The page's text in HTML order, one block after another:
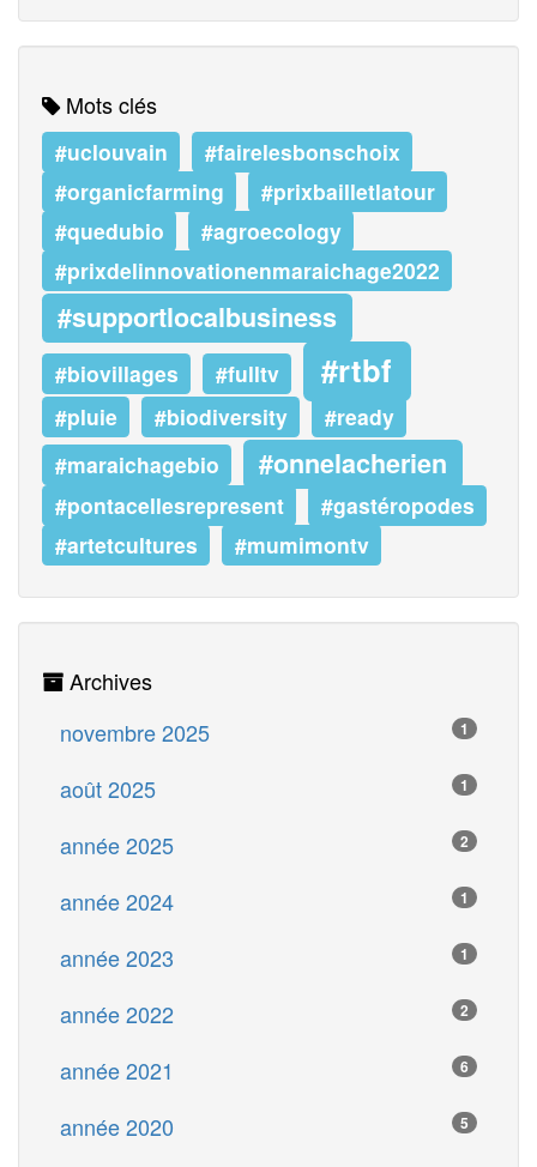
Mots clés
#uclouvain
#fairelesbonschoix
#organicfarming
#prixbailletlatour
#quedubio
#agroecology
#prixdelinnovationenmaraichage2022
#supportlocalbusiness
#biovillages #fulltv #rtbf
#pluie #biodiversity
#ready
#maraichagebio
#onnelacherien
#pontacellesrepresent
#gastéropodes
#artetcultures
#mumimontv
Archives
1
novembre 2025
1
août 2025
2
année 2025
1
année 2024
1
année 2023
2
année 2022
6
année 2021
5
année 2020